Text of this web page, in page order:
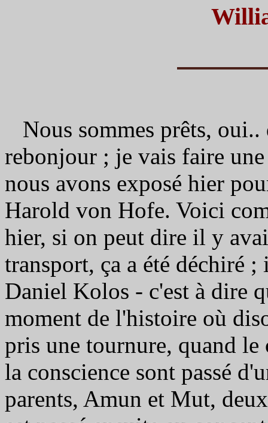
Nous sommes prêts,
rebonjour ; je vais faire
nous avons exposé hier
Harold von Hofe. Voici
hier, si on peut dire il y
transport, ça a été déchiré
Daniel Kolos - c'est à dire
moment de l'histoire où
pris une tournure, quand le
la conscience sont passé
parents, Amun et Mut,